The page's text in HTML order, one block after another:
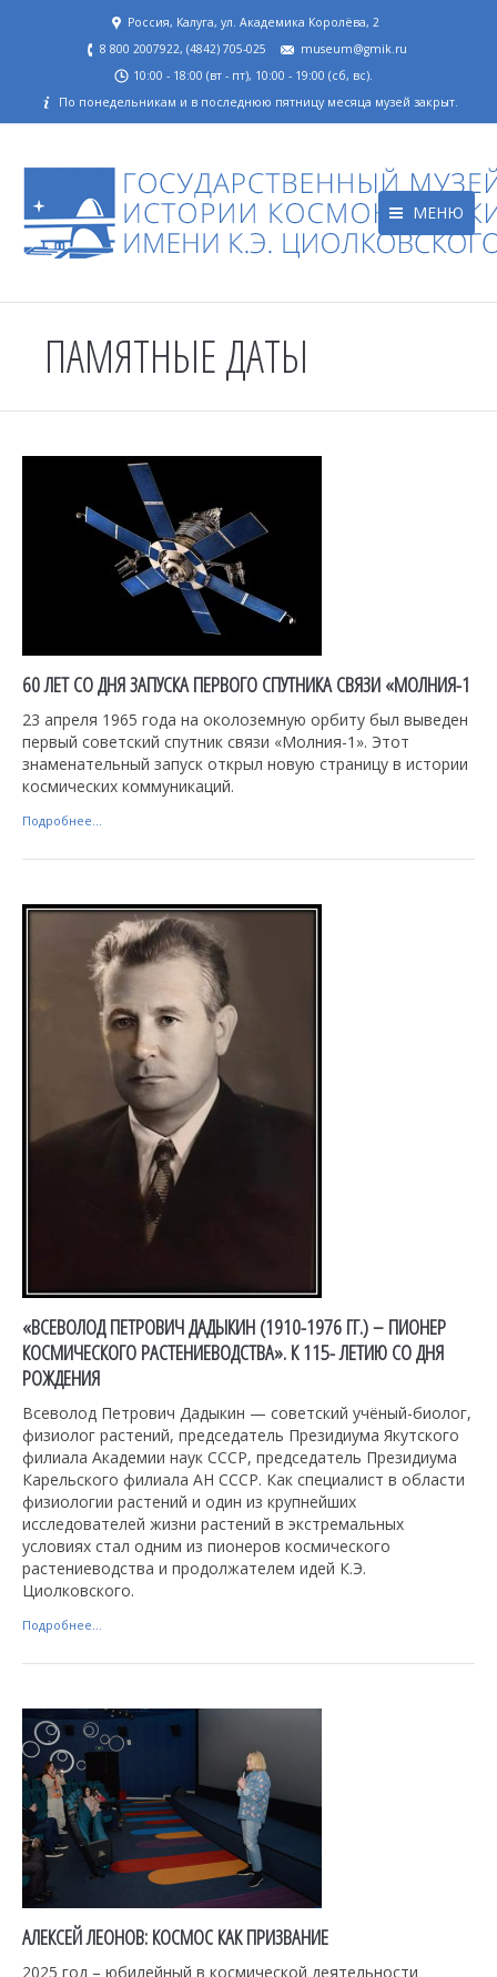
Россия, Калуга, ул. Академика Королёва, 2
8 800 2007922, (4842) 705-025
museum@gmik.ru
10:00 - 18:00 (вт - пт), 10:00 - 19:00 (сб, вс).
По понедельникам и в последнюю пятницу месяца музей закрыт.
МЕНЮ
ПАМЯТНЫЕ ДАТЫ
60 ЛЕТ СО ДНЯ ЗАПУСКА ПЕРВОГО СПУТНИКА СВЯЗИ «МОЛНИЯ-1
23 апреля 1965 года на околоземную орбиту был выведен
первый советский спутник связи «Молния-1». Этот
знаменательный запуск открыл новую страницу в истории
космических коммуникаций.
Подробнее...
«ВСЕВОЛОД ПЕТРОВИЧ ДАДЫКИН (1910-1976 ГГ.) – ПИОНЕР
КОСМИЧЕСКОГО РАСТЕНИЕВОДСТВА». К 115- ЛЕТИЮ СО ДНЯ
РОЖДЕНИЯ
Всеволод Петрович Дадыкин — советский учёный-биолог,
физиолог растений, председатель Президиума Якутского
филиала Академии наук CCCP, председатель Президиума
Карельского филиала АН СССР. Как специалист в области
физиологии растений и один из крупнейших
исследователей жизни растений в экстремальных
условиях стал одним из пионеров космического
растениеводства и продолжателем идей К.Э.
Циолковского.
Подробнее...
АЛЕКСЕЙ ЛЕОНОВ: КОСМОС КАК ПРИЗВАНИЕ
2025 год – юбилейный в космической деятельности